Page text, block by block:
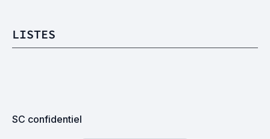
LISTES
SC confidentiel